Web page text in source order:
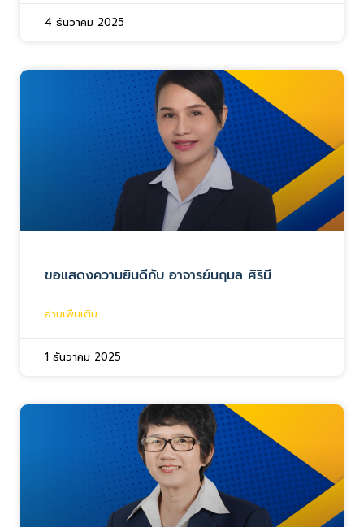
4 ธันวาคม 2025
ขอแสดงความยินดีกับ อาจารย์นฤมล ศิริมี
อ่านเพิ่มเติม...
1 ธันวาคม 2025